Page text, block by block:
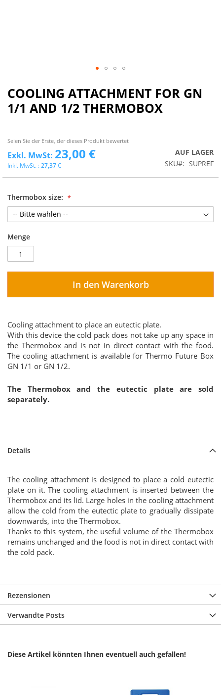
COOLING ATTACHMENT FOR GN
1/1 AND 1/2 THERMOBOX
Seien Sie der Erste, der dieses Produkt bewertet
27,37 €
23,00 €
AUF LAGER
SKU
SUPREF
Thermobox size:
Menge
In den Warenkorb
Cooling attachment to place an eutectic plate.
With this device the cold pack does not take up any space in
the Thermobox and is not in direct contact with the food.
The cooling attachment is available for Thermo Future Box
GN 1/1 or GN 1/2.
The Thermobox and the eutectic plate are sold
separately.
Details
The cooling attachment is designed to place a cold eutectic
plate on it. The cooling attachment is inserted between the
Thermobox and its lid. Large holes in the cooling attachment
allow the cold from the eutectic plate to gradually dissipate
downwards, into the Thermobox.
Thanks to this system, the useful volume of the Thermobox
remains unchanged and the food is not in direct contact with
the cold pack.
Rezensionen
Verwandte Posts
Diese Artikel könnten Ihnen eventuell auch gefallen!